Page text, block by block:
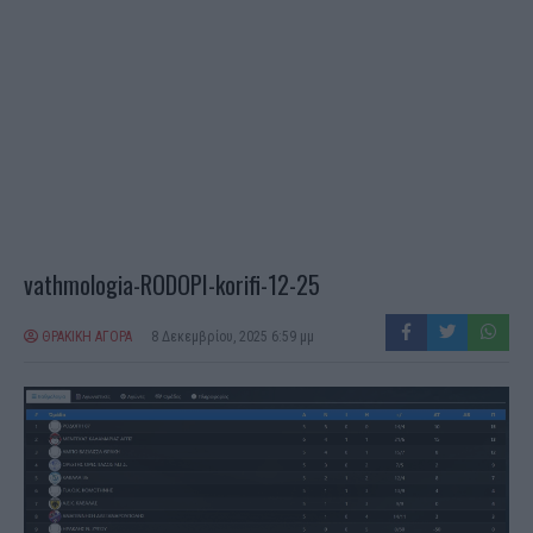
vathmologia-RODOPI-korifi-12-25
ΘΡΑΚΙΚΗ ΑΓΟΡΑ 8 Δεκεμβρίου, 2025 6:59 μμ